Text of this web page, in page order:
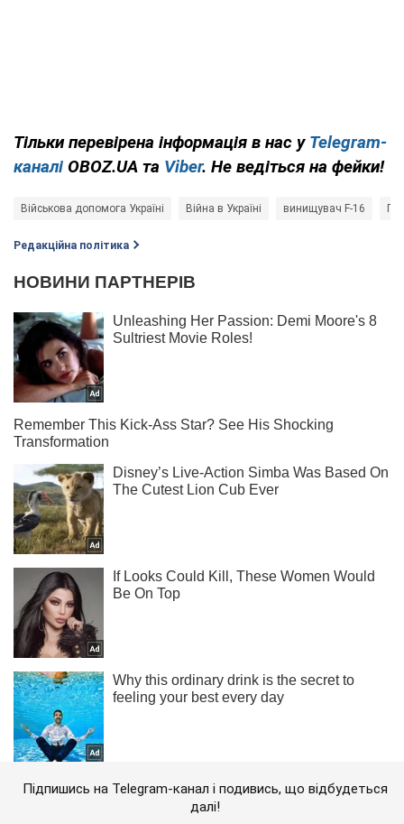
Тільки перевірена інформація в нас у Telegram-
каналі OBOZ.UA та Viber. Не ведіться на фейки!
Військова допомога Україні Війна в Україні винищувач F-16
Редакційна політика
Підпишись на Telegram-канал і подивись, що відбудеться
далі!